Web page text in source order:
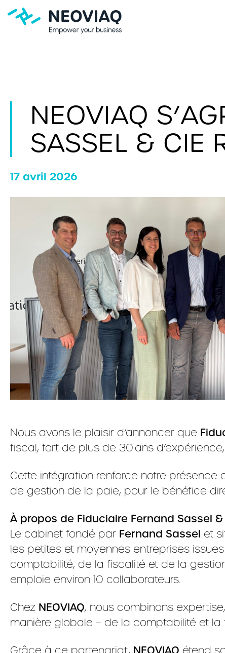
NEOVIAQ
SASSEL & CIE
17 avril 2026
Nous avons le plaisir d’annoncer que
fiscal, fort de plus de 30 ans
Cette intégration renforce notre
de gestion de la paie, pour le bénéfice
À propos de Fiduciaire Fernand Sassel &
Le cabinet fondé par Fernand Sassel et
les petites et moyennes entreprises
comptabilité, de la fiscalité et de la
emploie environ 10 collaborateurs.
Chez NEOVIAQ, nous combinons
manière globale – de la comptabilité et
Grâce à ce partenariat,
étend